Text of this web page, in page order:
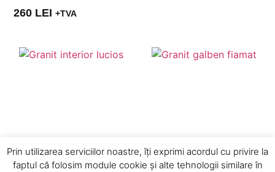
260 LEI +TVA
Prin utilizarea serviciilor noastre, îți exprimi acordul cu privire la
faptul că folosim module cookie și alte tehnologii similare în